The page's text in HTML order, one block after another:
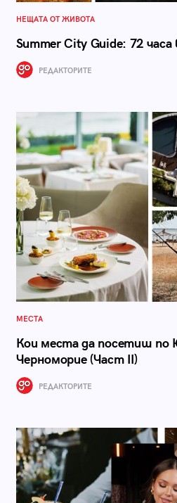
НЕЩАТА ОТ ЖИВОТА
Summer City Guide: 72 часа
РЕДАКТОРИТЕ
МЕСТА
Кои места да посетиш
Черноморие (Част II)
РЕДАКТОРИТЕ